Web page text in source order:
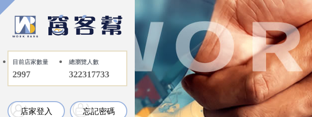
目前店家數量
2997
總瀏覽人數
322317733
店家登入 忘記密碼